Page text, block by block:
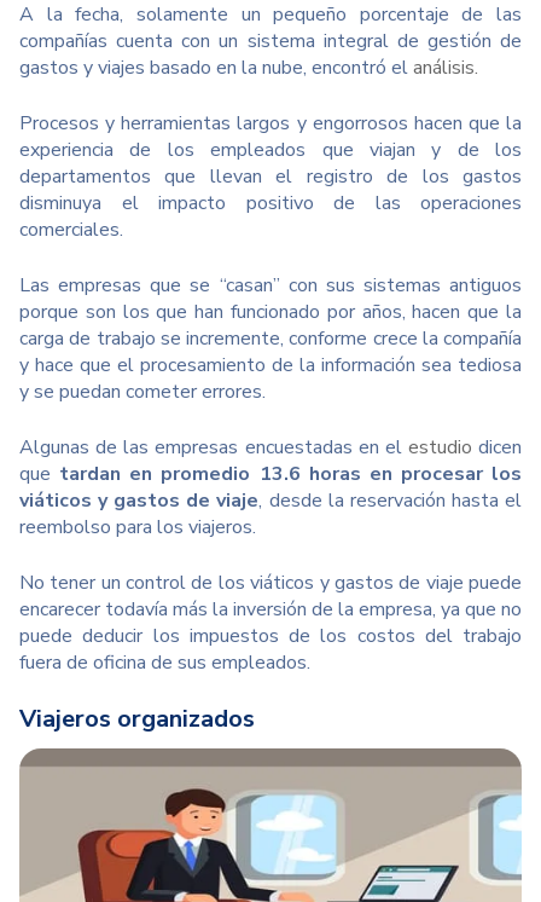
A la fecha, solamente un pequeño porcentaje de las
compañías cuenta con un sistema integral de gestión de
gastos y viajes basado en la nube, encontró elanálisis.
Procesos y herramientas largos y engorrosos hacen que la
experiencia de los empleados que viajan y de los
departamentos que llevan el registro de los gastos
disminuya el impacto positivo de las operaciones
comerciales.
Las empresas que se “casan” con sus sistemas antiguos
porque son los que han funcionado por años, hacen que la
carga de trabajo se incremente, conforme crece la compañía
y hace que el procesamiento de la información sea tediosa
y se puedan cometer errores.
Algunas de las empresas encuestadas en el estudio dicen
que tardan en promedio 13.6 horas en procesar los
viáticos y gastos de viaje, desde la reservación hasta el
reembolso para los viajeros.
No tener un control de los viáticos y gastos de viaje puede
encarecer todavía más la inversión de la empresa, ya que no
puede deducir los impuestos de los costos del trabajo
fuera de oficina de sus empleados.
Viajeros organizados